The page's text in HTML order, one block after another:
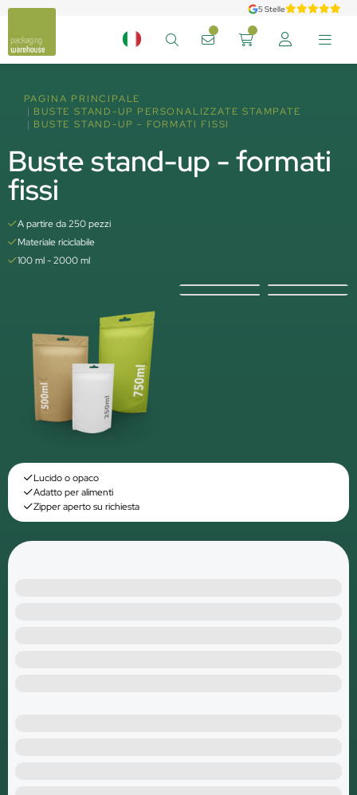
5 Stelle
PAGINA PRINCIPALE
BUSTE STAND-UP PERSONALIZZATE STAMPATE
BUSTE STAND-UP - FORMATI FISSI
Buste stand-up - formati
fissi
A partire da 250 pezzi
Materiale riciclabile
100 ml - 2000 ml
Lucido o opaco
Adatto per alimenti
Zipper aperto su richiesta